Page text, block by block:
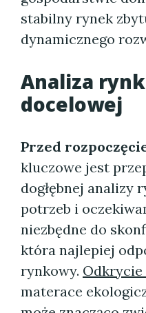
stabilny rynek
dynamicznego
Analiza
docelowej
Przed
kluczowe jest
dogłębnej analizy
potrzeb i
niezbędne do
która najlepiej
rynkowy. Odkrycie
materace